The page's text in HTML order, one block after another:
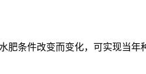
肥条件改变而变化，可实现当年